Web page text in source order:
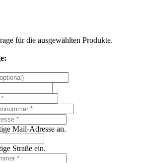
für die ausgewählten Produkte.
Mail-Adresse an.
Straße ein.